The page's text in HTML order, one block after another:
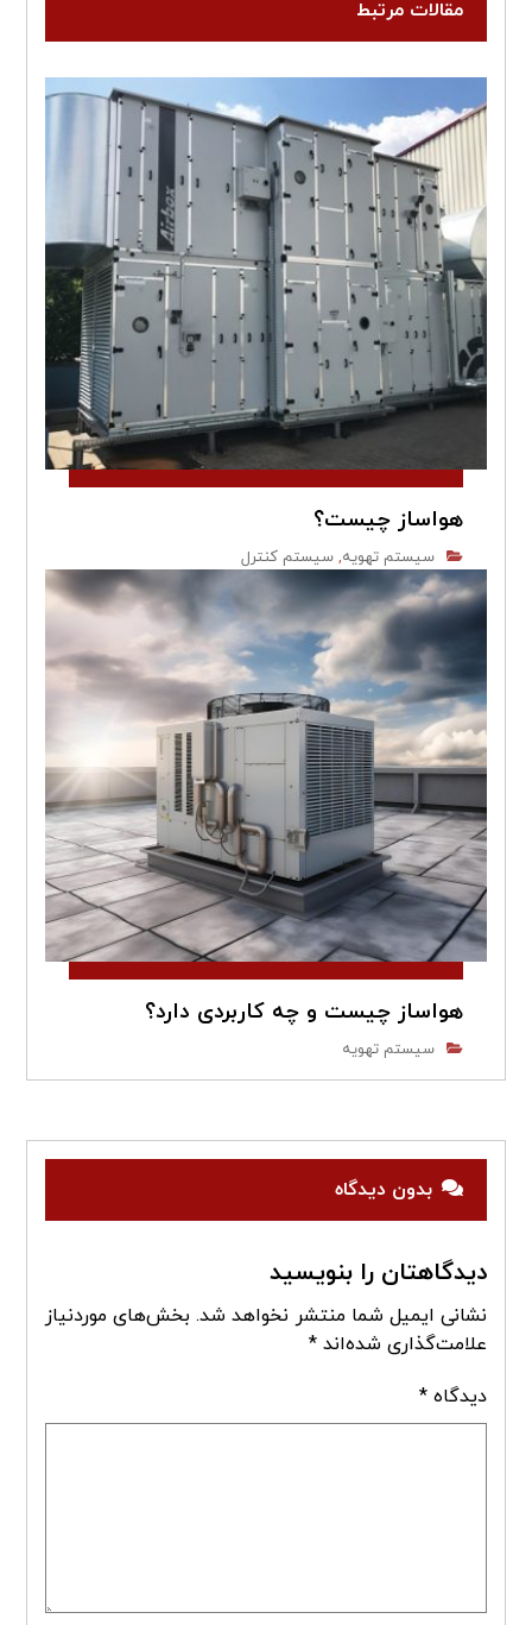
مقالات مرتبط
هواساز چیست؟
سیستم تهویه,سیستم کنترل
هواساز چیست و چه کاربردی دارد؟
سیستم تهویه
بدون دیدگاه
دیدگاهتان را بنویسید
نشانی ایمیل شما منتشر نخواهد شد. بخش‌های موردنیاز
علامت‌گذاری شده‌اند*
دیدگاه*